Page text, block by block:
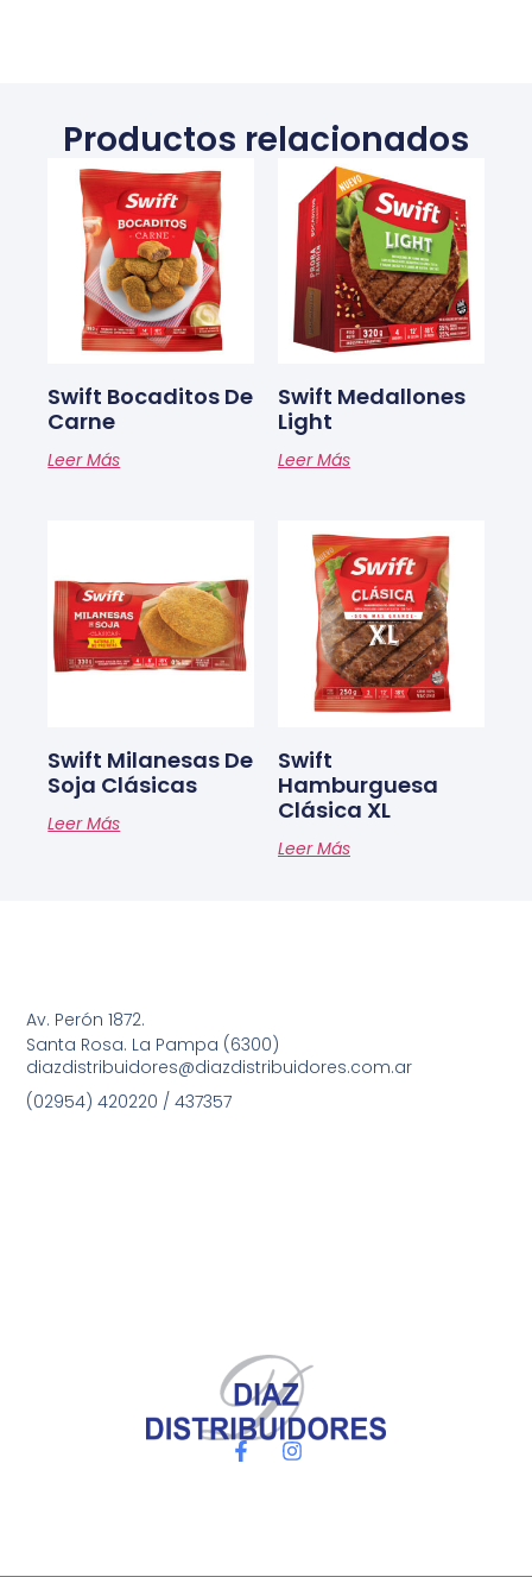
Productos relacionados
Swift Bocaditos De
Carne
Leer Más
Swift Medallones
Light
Leer Más
Swift Milanesas De
Soja Clásicas
Leer Más
Swift
Hamburguesa
Clásica XL
Leer Más
Av. Perón 1872.
Santa Rosa. La Pampa (6300)
diazdistribuidores@diazdistribuidores.com.ar
(02954) 420220 / 437357